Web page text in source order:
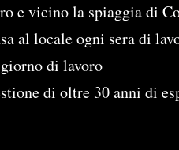
e vicino la spiaggia di
al locale ogni sera di
di lavoro
di oltre 30 anni di